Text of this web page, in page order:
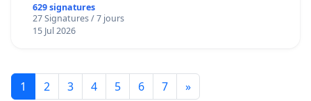
629 signatures
27 Signatures / 7 jours
15 Jul 2026
1 2 3 4 5 6 7 »